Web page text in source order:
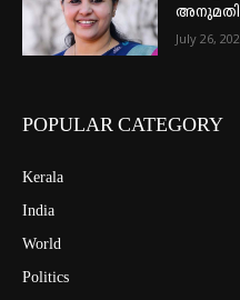
അനുമതി
July 26,
POPULAR CATEGORY
Kerala
India
World
Politics